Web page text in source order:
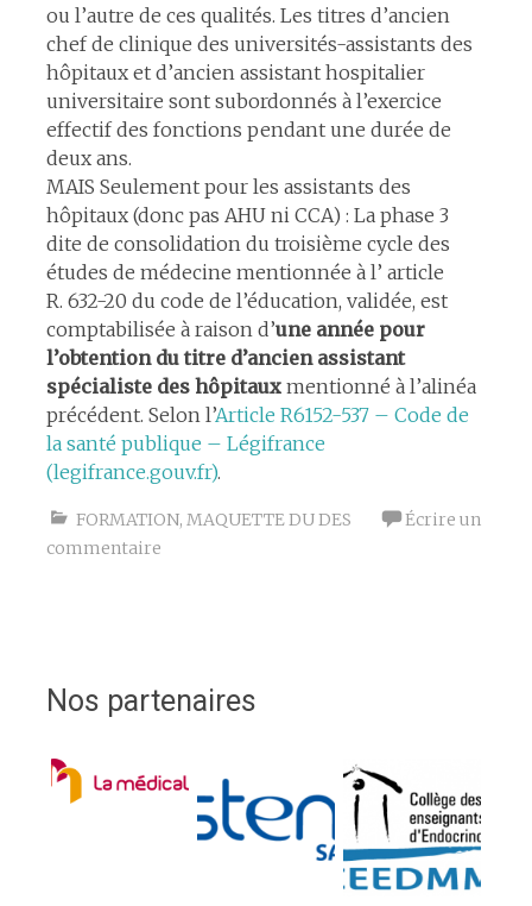
ou l’autre de ces qualités. Les titres d’ancien
chef de clinique des universités-assistants des
hôpitaux et d’ancien assistant hospitalier
universitaire sont subordonnés à l’exercice
effectif des fonctions pendant une durée de
deux ans.
MAIS Seulement pour les assistants des
hôpitaux (donc pas AHU ni CCA) : La phase 3
dite de consolidation du troisième cycle des
études de médecine mentionnée à l’ article
R. 632-20 du code de l’éducation, validée, est
comptabilisée à raison d’une année pour
l’obtention du titre d’ancien assistant
spécialiste des hôpitauxmentionné à l’alinéa
précédent. Selon l’Article R6152-537 – Code de
la santé publique – Légifrance
(legifrance.gouv.fr).
FORMATION, MAQUETTE DU DES
Écrire un
commentaire
Nos partenaires